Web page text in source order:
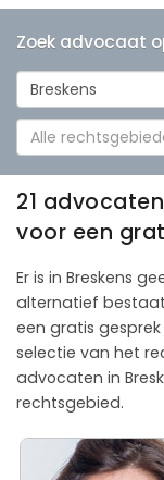
Zoek advocaat
Breskens
Alle
21
voor een
Er is in Breskens
alternatief
een gratis
selectie van het
advocaten in
rechtsgebied.